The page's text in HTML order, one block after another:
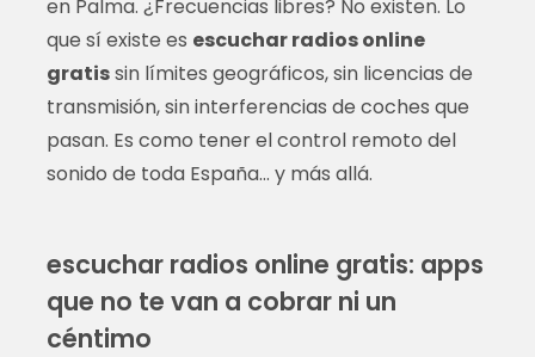
en Palma. ¿Frecuencias libres? No existen. Lo
que sí existe es escuchar radios online
gratissin límites geográficos, sin licencias de
transmisión, sin interferencias de coches que
pasan. Es como tener el control remoto del
sonido de toda España… y más allá.
escuchar radios online gratis: apps
que no te van a cobrar ni un
céntimo